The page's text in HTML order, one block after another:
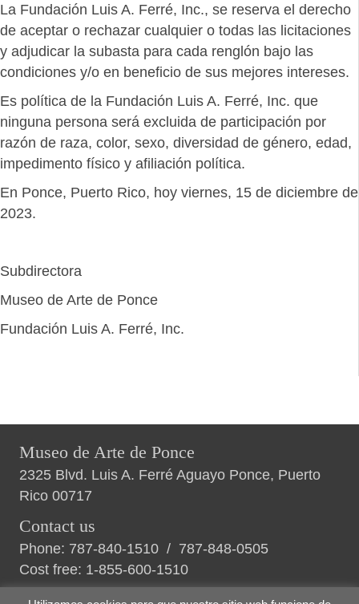
La Fundación Luis A. Ferré, Inc., se reserva el derecho
de aceptar o rechazar cualquier o todas las licitaciones
y adjudicar la subasta para cada renglón bajo las
condiciones y/o en beneficio de sus mejores intereses.
Es política de la Fundación Luis A. Ferré, Inc. que
ninguna persona será excluida de participación por
razón de raza, color, sexo, diversidad de género, edad,
impedimento físico y afiliación política.
En Ponce, Puerto Rico, hoy viernes, 15 de diciembre de
2023.
Subdirectora
Museo de Arte de Ponce
Fundación Luis A. Ferré, Inc.
Museo de Arte de Ponce
2325 Blvd. Luis A. Ferré Aguayo Ponce, Puerto
Rico 00717
Contact us
Phone: 787-840-1510 / 787-848-0505
Cost free: 1-855-600-1510